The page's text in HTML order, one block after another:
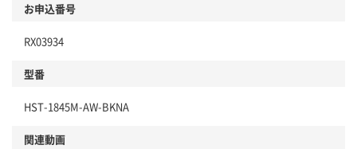
お申込番号
RX03934
型番
HST-1845M-AW-BKNA
関連動画